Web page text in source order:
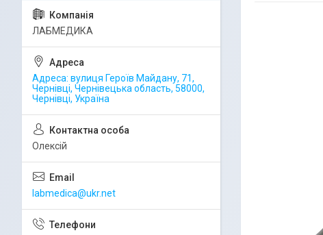
ЛАБМЕДИКА
Адреса: вулиця Героїв Майдану, 71,
Чернівці, Чернівецька область, 58000,
Чернівці, Україна
Олексій
labmedica@ukr.net